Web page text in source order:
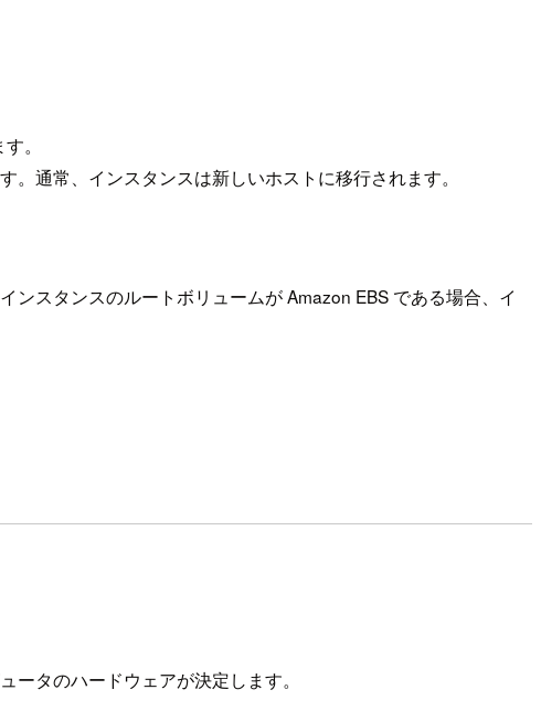
。
通常、インスタンスは新しいホストに移行されます。
スタンスのルートボリュームが Amazon EBS である場合、イ
タのハードウェアが決定します。